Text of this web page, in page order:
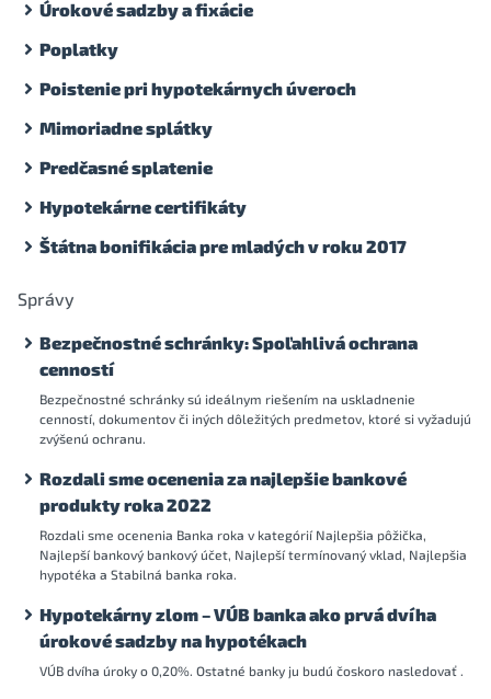
Úrokové sadzby a fixácie
Poplatky
Poistenie pri hypotekárnych úveroch
Mimoriadne splátky
Predčasné splatenie
Hypotekárne certifikáty
Štátna bonifikácia pre mladých v roku 2017
Správy
Bezpečnostné schránky: Spoľahlivá ochrana
cenností
Bezpečnostné schránky sú ideálnym riešením na uskladnenie
cenností, dokumentov či iných dôležitých predmetov, ktoré si vyžadujú
zvýšenú ochranu.
Rozdali sme ocenenia za najlepšie bankové
produkty roka 2022
Rozdali sme ocenenia Banka roka v kategórií Najlepšia pôžička,
Najlepší bankový bankový účet, Najlepší termínovaný vklad, Najlepšia
hypotéka a Stabilná banka roka.
Hypotekárny zlom – VÚB banka ako prvá dvíha
úrokové sadzby na hypotékach
VÚB dvíha úroky o 0,20%. Ostatné banky ju budú čoskoro nasledovať .